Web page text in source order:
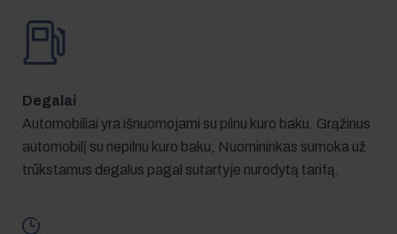
Degalai
Automobiliai yra išnuomojami su pilnu kuro baku. Grąžinus
automobilį su nepilnu kuro baku, Nuomininkas sumoka už
trūkstamus degalus pagal sutartyje nurodytą tarifą.